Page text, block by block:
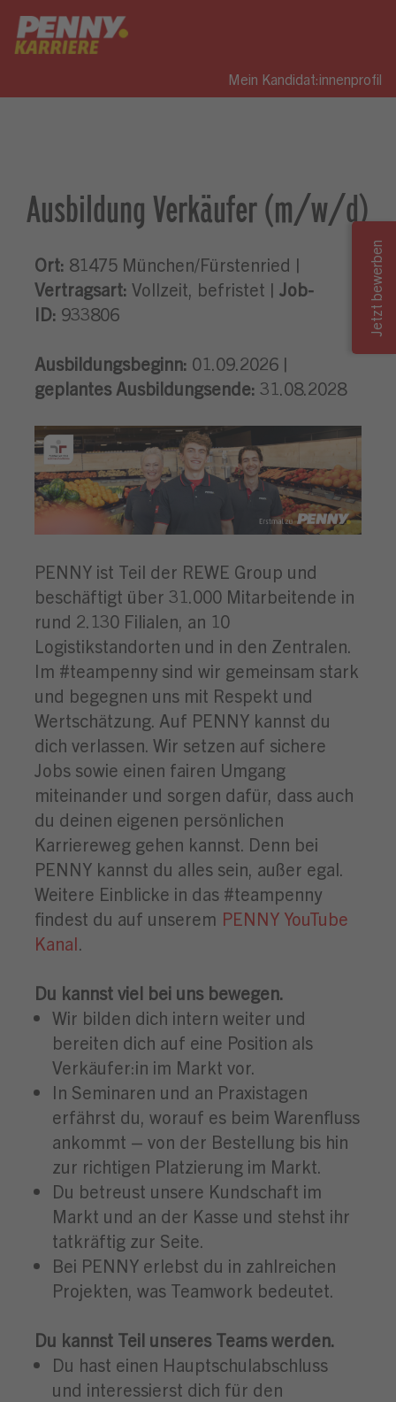
Mein Kandidat:innenprofil
Ausbildung Verkäufer (m/w/d)
Ort: 81475 München/Fürstenried |
Vertragsart: Vollzeit, befristet | Job-
ID: 933806
Ausbildungsbeginn: 01.09.2026 |
geplantes Ausbildungsende: 31.08.2028
PENNY ist Teil der REWE Group und
beschäftigt über 31.000 Mitarbeitende in
rund 2.130 Filialen, an 10
Logistikstandorten und in den Zentralen.
Im #teampenny sind wir gemeinsam stark
und begegnen uns mit Respekt und
Wertschätzung. Auf PENNY kannst du
dich verlassen. Wir setzen auf sichere
Jobs sowie einen fairen Umgang
miteinander und sorgen dafür, dass auch
du deinen eigenen persönlichen
Karriereweg gehen kannst. Denn bei
PENNY kannst du alles sein, außer egal.
Weitere Einblicke in das #teampenny
findest du auf unserem PENNY YouTube
Kanal.
Du kannst viel bei uns bewegen.
Wir bilden dich intern weiter und
bereiten dich auf eine Position als
Verkäufer:in im Markt vor.
In Seminaren und an Praxistagen
erfährst du, worauf es beim Warenfluss
ankommt – von der Bestellung bis hin
zur richtigen Platzierung im Markt.
Du betreust unsere Kundschaft im
Markt und an der Kasse und stehst ihr
tatkräftig zur Seite.
Bei PENNY erlebst du in zahlreichen
Projekten, was Teamwork bedeutet.
Du kannst Teil unseres Teams werden.
Du hast einen Hauptschulabschluss
und interessierst dich für den